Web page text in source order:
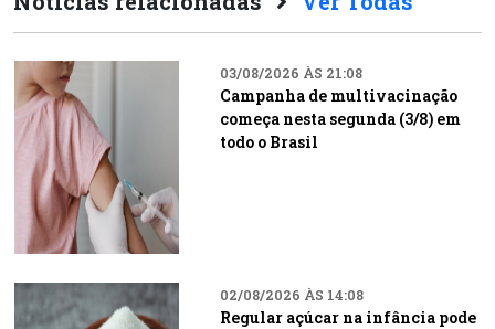
03/08/2026 ÀS 21:08
Campanha de multivacinação
começa nesta segunda (3/8) em
todo o Brasil
02/08/2026 ÀS 14:08
Regular açúcar na infância pode